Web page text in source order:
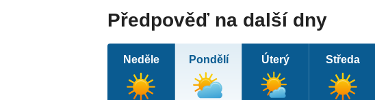
Předpověď na další dny
Neděle Pondělí Úterý Středa